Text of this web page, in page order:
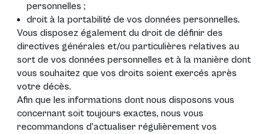
personnelles ;
droit à la portabilité de vos données personnelles.
Vous disposez également du droit de définir des
directives générales et/ou particulières relatives au
sort de vos données personnelles et à la manière dont
vous souhaitez que vos droits soient exercés après
votre décès.
Afin que les informations dont nous disposons vous
concernant soit toujours exactes, nous vous
recommandons d’actualiser régulièrement vos